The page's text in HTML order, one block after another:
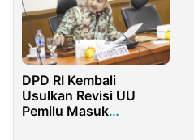
DPD RI Kembali
Usulkan Revisi UU
Pemilu Masuk